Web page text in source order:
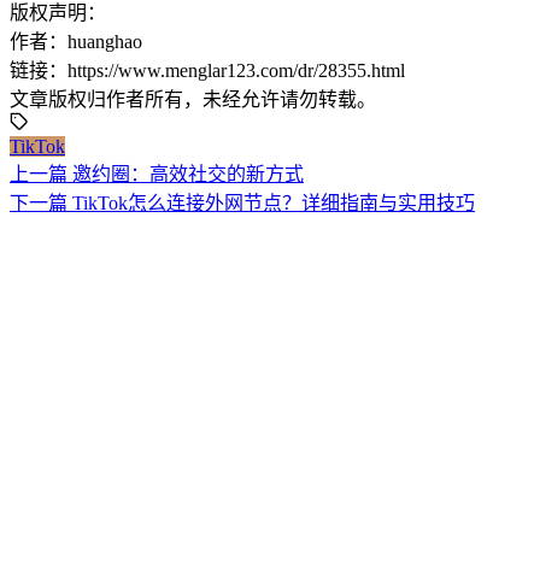
版权声明：
作者：huanghao
链接：https://www.menglar123.com/dr/28355.html
文章版权归作者所有，未经允许请勿转载。
TikTok
上一篇 邀约圈：高效社交的新方式
下一篇 TikTok怎么连接外网节点？详细指南与实用技巧